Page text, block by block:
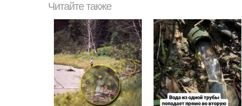
Читайте также